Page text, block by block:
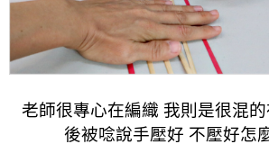
老師很專心在編織 我則是很混
後被唸說手壓好 不壓好怎